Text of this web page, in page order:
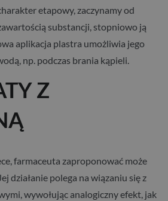
etapowy, zaczynamy od
substancji, stopniowo ją
aplikacja plastra umożliwia jego
np. podczas brania kąpieli.
Z
farmaceuta zaproponować może
działanie polega na wiązaniu się z
wywołując analogiczny efekt, jak